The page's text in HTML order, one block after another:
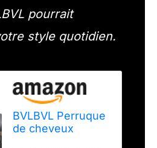
pourrait
style quotidien.
BVLBVL Perruque
de cheveux